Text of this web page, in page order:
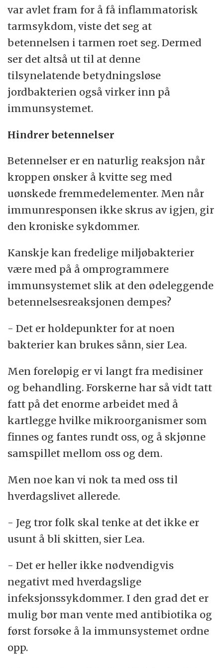
var avlet fram for å få inflammatorisk
tarmsykdom, viste det seg at
betennelsen i tarmen roet seg. Dermed
ser det altså ut til at denne
tilsynelatende betydningsløse
jordbakterien også virker inn på
immunsystemet.
Hindrer betennelser
Betennelser er en naturlig reaksjon når
kroppen ønsker å kvitte seg med
uønskede fremmedelementer. Men når
immunresponsen ikke skrus av igjen, gir
den kroniske sykdommer.
Kanskje kan fredelige miljøbakterier
være med på å omprogrammere
immunsystemet slik at den ødeleggende
betennelsesreaksjonen dempes?
- Det er holdepunkter for at noen
bakterier kan brukes sånn, sier Lea.
Men foreløpig er vi langt fra medisiner
og behandling. Forskerne har så vidt tatt
fatt på det enorme arbeidet med å
kartlegge hvilke mikroorganismer som
finnes og fantes rundt oss, og å skjønne
samspillet mellom oss og dem.
Men noe kan vi nok ta med oss til
hverdagslivet allerede.
- Jeg tror folk skal tenke at det ikke er
usunt å bli skitten, sier Lea.
- Det er heller ikke nødvendigvis
negativt med hverdagslige
infeksjonssykdommer. I den grad det er
mulig bør man vente med antibiotika og
først forsøke å la immunsystemet ordne
opp.